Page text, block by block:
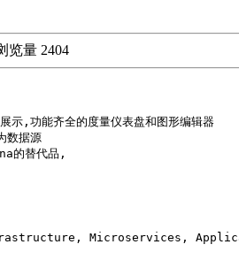
览量 2404
示,功能齐全的度量仪表盘和图形编辑器
数据源
的替代品,
Microservices,